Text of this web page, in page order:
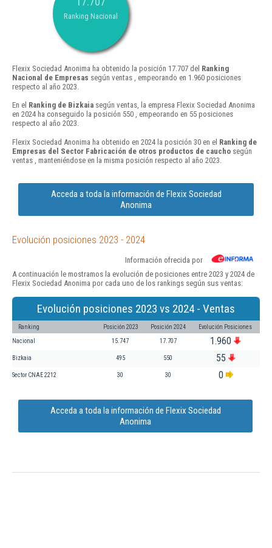
Ranking Nacional
Flexix Sociedad Anonima ha obtenido la posición 17.707 del Ranking
Nacional de Empresas según ventas , empeorando en 1.960 posiciones
respecto al año 2023.
En el Ranking de Bizkaia según ventas, la empresa Flexix Sociedad Anonima
en 2024 ha conseguido la posición 550 , empeorando en 55 posiciones
respecto al año 2023.
Flexix Sociedad Anonima ha obtenido en 2024 la posición 30 en el Ranking de
Empresas del Sector Fabricación de otros productos de caucho según
ventas , manteniéndose en la misma posición respecto al año 2023.
Acceda a toda la información de Flexix Sociedad
Anonima
Evolución posiciones 2023 - 2024
Información ofrecida por
A continuación le mostramos la evolución de posiciones entre 2023 y 2024 de
Flexix Sociedad Anonima por cada uno de los rankings según sus ventas:
Evolución posiciones 2023 vs 2024 - Ventas
Ranking Posición 2023 Posición 2024 Evolución Posiciones
Nacional 15.747 17.707 1.960
Bizkaia 495 550 55
Sector CNAE 2212 30 30 0
Acceda a toda la información de Flexix Sociedad
Anonima